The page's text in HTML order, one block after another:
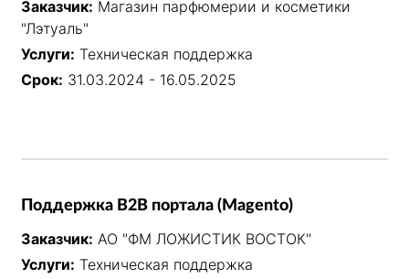
Заказчик: Магазин парфюмерии и косметики
"Лэтуаль"
Услуги: Техническая поддержка
Срок: 31.03.2024 - 16.05.2025
Поддержка B2B портала (Magento)
Заказчик: АО "ФМ ЛОЖИСТИК ВОСТОК"
Услуги: Техническая поддержка